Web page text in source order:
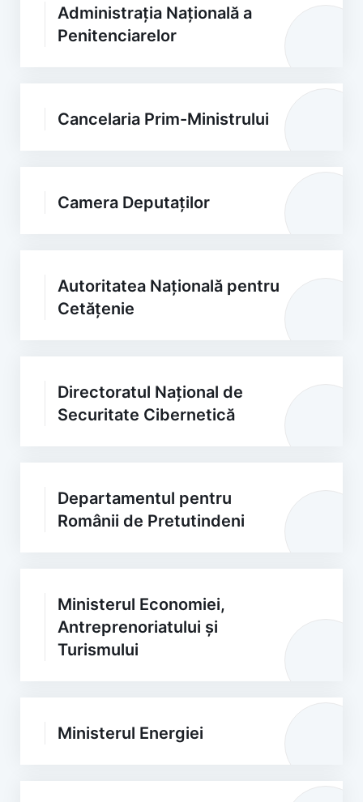
Administrația Națională a
Penitenciarelor
Cancelaria Prim-Ministrului
Camera Deputaților
Autoritatea Națională pentru
Cetățenie
Directoratul Național de
Securitate Cibernetică
Departamentul pentru
Românii de Pretutindeni
Ministerul Economiei,
Antreprenoriatului și
Turismului
Ministerul Energiei